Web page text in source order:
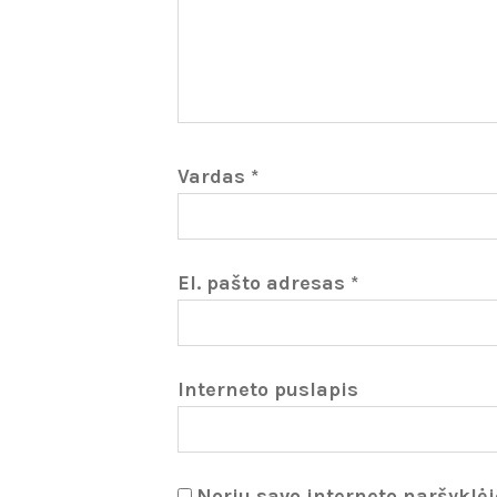
Vardas *
El. pašto adresas *
Interneto puslapis